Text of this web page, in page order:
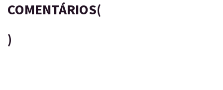
COMENTÁRIOS(
)